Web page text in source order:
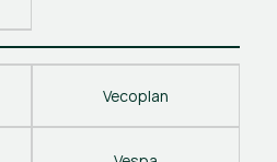
Vecoplan